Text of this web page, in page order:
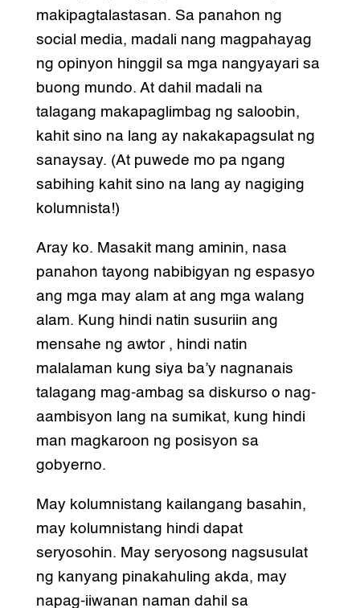
makipagtalastasan. Sa panahon ng
social media, madali nang magpahayag
ng opinyon hinggil sa mga nangyayari sa
buong mundo. At dahil madali na
talagang makapaglimbag ng saloobin,
kahit sino na lang ay nakakapagsulat ng
sanaysay. (At puwede mo pa ngang
sabihing kahit sino na lang ay nagiging
kolumnista!)
Aray ko. Masakit mang aminin, nasa
panahon tayong nabibigyan ng espasyo
ang mga may alam at ang mga walang
alam. Kung hindi natin susuriin ang
mensahe ng awtor , hindi natin
malalaman kung siya ba’y nagnanais
talagang mag-ambag sa diskurso o nag-
aambisyon lang na sumikat, kung hindi
man magkaroon ng posisyon sa
gobyerno.
May kolumnistang kailangang basahin,
may kolumnistang hindi dapat
seryosohin. May seryosong nagsusulat
ng kanyang pinakahuling akda, may
napag-iiwanan naman dahil sa